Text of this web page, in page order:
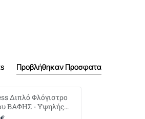
Προβλήθηκαν Προσφατα
Διπλό Φλόγιστρο
ΒΑΦΗΣ - Υψηλής